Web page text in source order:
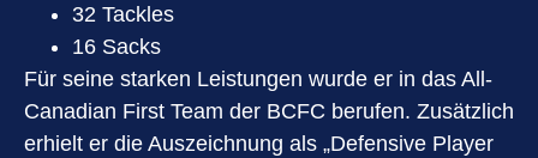
32 Tackles
16 Sacks
Für seine starken Leistungen wurde er in das All-
Canadian First Team der BCFC berufen. Zusätzlich
erhielt er die Auszeichnung als „Defensive Player